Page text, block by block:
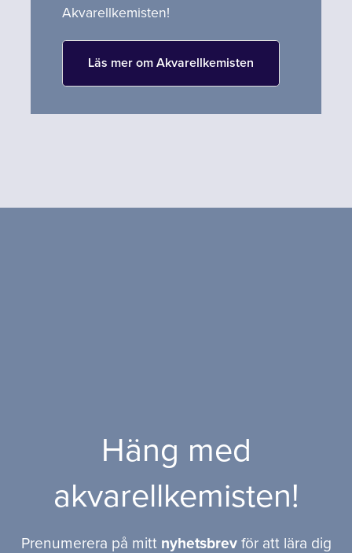
Akvarellkemisten!
Läs mer om Akvarellkemisten
Häng med
akvarellkemisten!
Prenumerera på mitt nyhetsbrev för att lära dig